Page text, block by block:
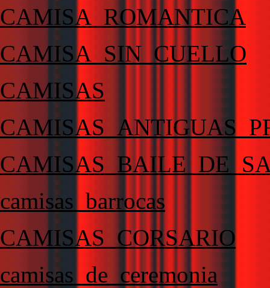
CAMISA_ROMANTICA
CAMISA_SIN_CUELLO
CAMISAS
camisas_barrocas
CAMISAS_CORSARIO
camisas_de_ceremonia